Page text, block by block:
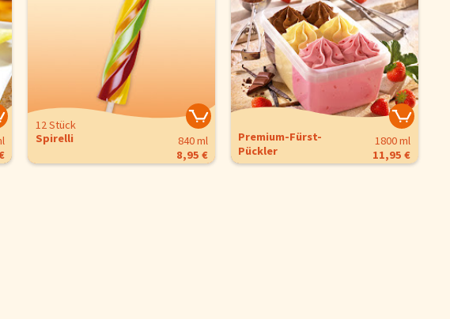
12 Stück
Spirelli
840 ml
8,95 €
Premium-Fürst-
Pückler
1800 ml
11,95 €